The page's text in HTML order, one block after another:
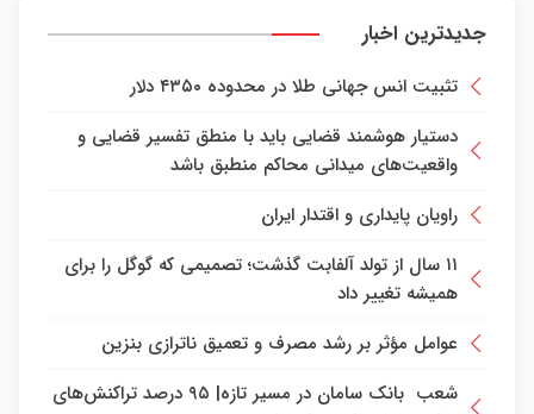
جدیدترین اخبار
تثبیت انس جهانی طلا در محدوده ۴۳۵۰ دلار
دستیار هوشمند قضایی باید با منطق تفسیر قضایی و
واقعیت‌های میدانی محاکم منطبق باشد
راویان پایداری و اقتدار ایران
۱۱ سال از تولد آلفابت گذشت؛ تصمیمی که گوگل را برای
همیشه تغییر داد
عوامل مؤثر بر رشد مصرف و تعمیق ناترازی بنزین
شعب بانک سامان در مسیر تازه| ۹۵ درصد تراکنش‌های